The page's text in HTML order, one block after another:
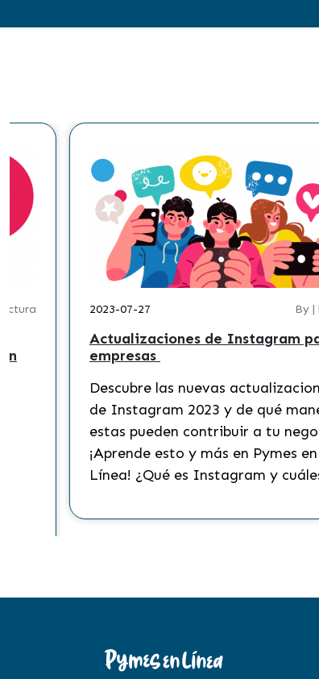
2023-07-27 By |
Actualizaciones de Instagram
empresas
Descubre las nuevas
de Instagram 2023 y de qué
estas pueden contribuir a tu
¡Aprende esto y más en Pymes en
Línea! ¿Qué es Instagram y